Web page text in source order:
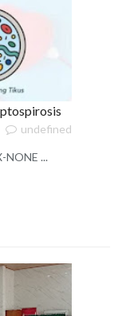
undefined
NONE ...